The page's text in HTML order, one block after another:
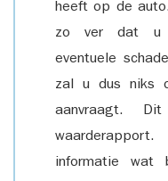
heeft op de
zo ver dat u
eventuele
zal u dus niks
aanvraagt.
informatie wat